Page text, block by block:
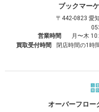
ブックマー
〒442-0823 愛
営業時間
月〜木
買取受付時間
閉店時間の1時
オーバーフロー